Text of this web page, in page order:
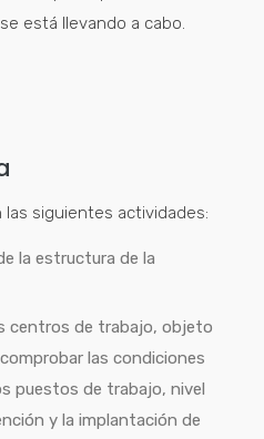
está llevando a cabo.
las siguientes actividades:
la estructura de la
centros de trabajo, objeto
las condiciones
puestos de trabajo, nivel
y la implantación de